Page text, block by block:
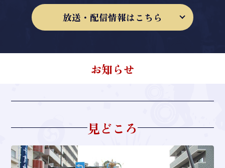
放送・配信情報はこちら
お知らせ
見どころ